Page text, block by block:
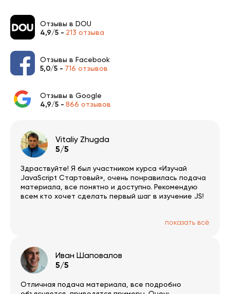
Отзывы в DOU
4,9/5 - 213 отзыва
Отзывы в Facebook
5,0/5 - 716 отзывов
Отзывы в Google
4,9/5 - 866 отзывов
Vitaliy Zhugda
5/5
Здраствуйте! Я был участником курса «Изучай
JavaScript Стартовый», очень понравилась подача
материала, все понятно и доступно. Рекомендую
всем кто хочет сделать первый шаг в изучение JS!
показать всё
Иван Шаповалов
5/5
Отличная подача материала, все подробно